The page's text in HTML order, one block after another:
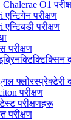
O1
परीक्षण
परीक्षण
परीक्षण
फ्लोरस्प्रेक्टेरी
परीक्षण
परीक्षणहरू
परीक्षण